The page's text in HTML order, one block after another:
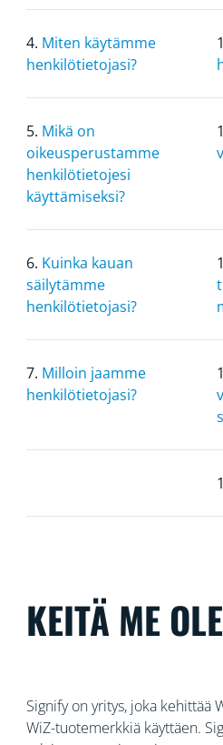
4. Miten käytämme
henkilötietojasi?
5. Mikä on
oikeusperustamme
henkilötietojesi
käyttämiseksi?
6. Kuinka kauan
säilytämme
henkilötietojasi?
7. Milloin jaamme
henkilötietojasi?
KEITÄ ME
Signify on yritys, joka kehittää
WiZ-tuotemerkkiä käyttäen.